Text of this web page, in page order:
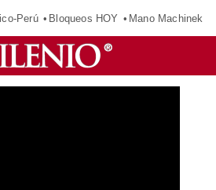
Perú Bloqueos HOY Mano Machinek